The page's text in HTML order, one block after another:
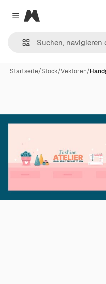
Close menu
Magnific
Startseite/Stock/Vektoren/